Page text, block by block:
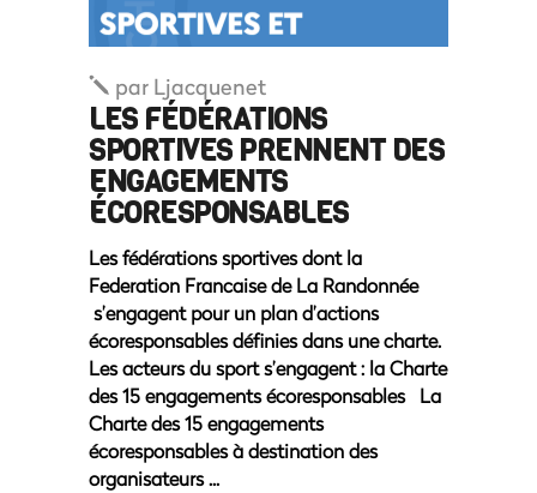
par Ljacquenet
LES FÉDÉRATIONS
SPORTIVES PRENNENT DES
ENGAGEMENTS
ÉCORESPONSABLES
Les fédérations sportives dont la
Federation Francaise de La Randonnée
s’engagent pour un plan d’actions
écoresponsables définies dans une charte.
Les acteurs du sport s’engagent : la Charte
des 15 engagements écoresponsables La
Charte des 15 engagements
écoresponsables à destination des
organisateurs